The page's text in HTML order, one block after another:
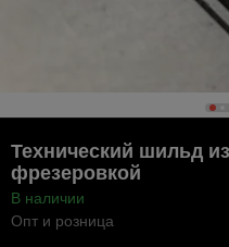
Технический шильд
фрезеровкой
В наличии
Опт и розница